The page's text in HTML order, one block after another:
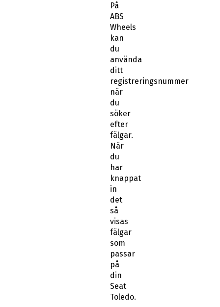
På
ABS
Wheels
kan
du
använda
ditt
registreringsnummer
när
du
söker
efter
fälgar.
När
du
har
knappat
in
det
så
visas
fälgar
som
passar
på
din
Seat
Toledo.